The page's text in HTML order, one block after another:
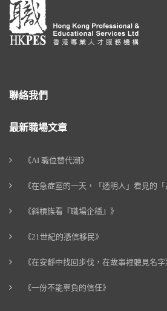
聯絡我們
最新職場文章
《AI 職位替代潮》
《在急症室的一天，「透明人」看見的「
《斜槓族看『職場企穩』》
《21世紀的憑信移民》
《在安靜中找回步伐，在故事裡聽見名字
《一份不能辜負的信任》